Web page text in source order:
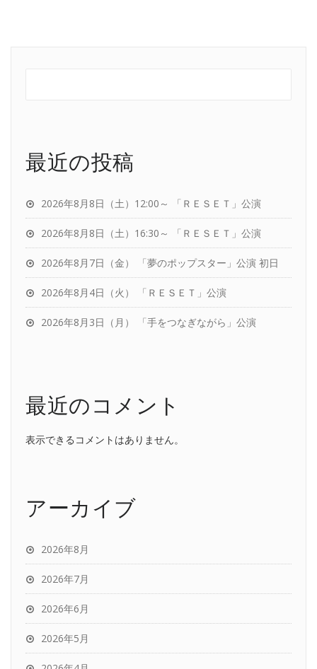
最近の投稿
2026年8月8日（土）12:00～ 「ＲＥＳＥＴ」公演
2026年8月8日（土）16:30～ 「ＲＥＳＥＴ」公演
2026年8月7日（金） 「夢のポップスター」公演 初日
2026年8月4日（火） 「ＲＥＳＥＴ」公演
2026年8月3日（月） 「手をつなぎながら」公演
最近のコメント
表示できるコメントはありません。
アーカイブ
2026年8月
2026年7月
2026年6月
2026年5月